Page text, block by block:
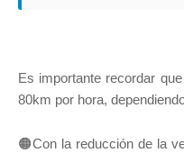
Es importante recordar
80km por hora,
🟠Con la reducción de la